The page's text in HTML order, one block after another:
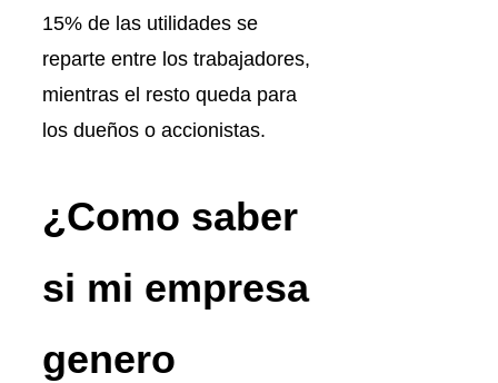
15% de las utilidades se
reparte entre los trabajadores,
mientras el resto queda para
los dueños o accionistas.
¿Como saber
si mi empresa
genero